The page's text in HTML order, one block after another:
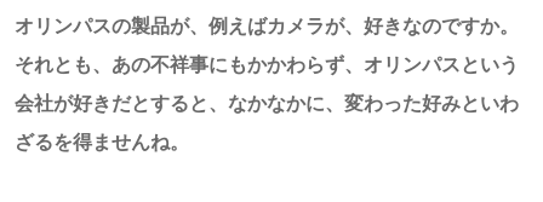
オリンパスの製品が、例えばカメラが、好きなのですか。
それとも、あの不祥事にもかかわらず、オリンパスという
会社が好きだとすると、なかなかに、変わった好みといわ
ざるを得ませんね。